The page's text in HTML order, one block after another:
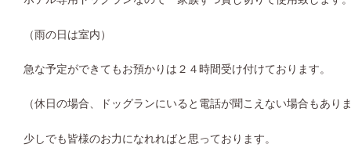
（雨の日は室内）
急な予定ができてもお預かりは２４時間受け付けております。
（休日の場合、ドッグランにいると電話が聞こえない場合もあり
少しでも皆様のお力になれればと思っております。